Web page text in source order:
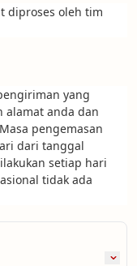
diproses oleh tim
yang
alamat anda dan
pengemasan
dari tanggal
setiap hari
tidak ada